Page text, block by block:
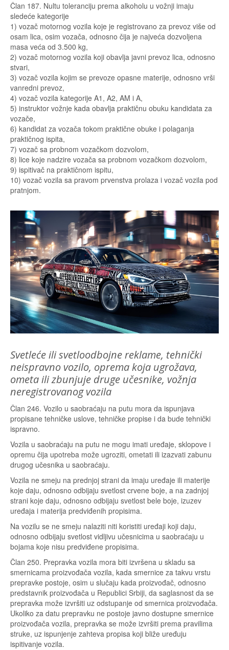
Član 187. Nultu toleranciju prema alkoholu u vožnji imaju
sledeće kategorije
1) vozač motornog vozila koje je registrovano za prevoz više od
osam lica, osim vozača, odnosno čija je najveća dozvoljena
masa veća od 3.500 kg,
2) vozač motornog vozila koji obavlja javni prevoz lica, odnosno
stvari,
3) vozač vozila kojim se prevoze opasne materije, odnosno vrši
vanredni prevoz,
4) vozač vozila kategorije A1, A2, AM i A,
5) instruktor vožnje kada obavlja praktičnu obuku kandidata za
vozače,
6) kandidat za vozača tokom praktične obuke i polaganja
praktičnog ispita,
7) vozač sa probnom vozačkom dozvolom,
8) lice koje nadzire vozača sa probnom vozačkom dozvolom,
9) ispitivač na praktičnom ispitu,
10) vozač vozila sa pravom prvenstva prolaza i vozač vozila pod
pratnjom.
Svetleće ili svetloodbojne reklame, tehnički
neispravno vozilo, oprema koja ugrožava,
ometa ili zbunjuje druge učesnike, vožnja
neregistrovanog vozila
Član 246. Vozilo u saobraćaju na putu mora da ispunjava
propisane tehničke uslove, tehničke propise i da bude tehnički
ispravno.
Vozila u saobraćaju na putu ne mogu imati uređaje, sklopove i
opremu čija upotreba može ugroziti, ometati ili izazvati zabunu
drugog učesnika u saobraćaju.
Vozila ne smeju na prednjoj strani da imaju uređaje ili materije
koje daju, odnosno odbijaju svetlost crvene boje, a na zadnjoj
strani koje daju, odnosno odbijaju svetlost bele boje, izuzev
uređaja i materija predviđenih propisima.
Na vozilu se ne smeju nalaziti niti koristiti uređaji koji daju,
odnosno odbijaju svetlost vidljivu učesnicima u saobraćaju u
bojama koje nisu predviđene propisima.
Član 250. Prepravka vozila mora biti izvršena u skladu sa
smernicama proizvođača vozila, kada smernice za takvu vrstu
prepravke postoje, osim u slučaju kada proizvođač, odnosno
predstavnik proizvođača u Republici Srbiji, da saglasnost da se
prepravka može izvršiti uz odstupanje od smernica proizvođača.
Ukoliko za datu prepravku ne postoje javno dostupne smernice
proizvođača vozila, prepravka se može izvršiti prema pravilima
struke, uz ispunjenje zahteva propisa koji bliže uređuju
ispitivanje vozila.